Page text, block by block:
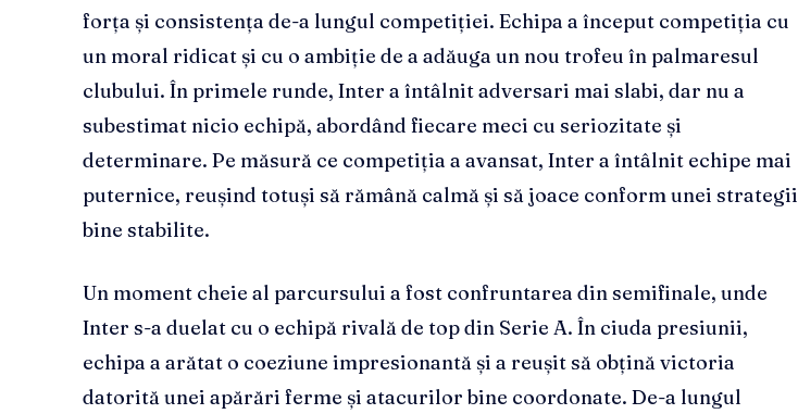
forța și consistența de-a lungul competiției. Echipa a început competiția cu
un moral ridicat și cu o ambiție de a adăuga un nou trofeu în palmaresul
clubului. În primele runde, Inter a întâlnit adversari mai slabi, dar nu a
subestimat nicio echipă, abordând fiecare meci cu seriozitate și
determinare. Pe măsură ce competiția a avansat, Inter a întâlnit echipe mai
puternice, reușind totuși să rămână calmă și să joace conform unei strategii
bine stabilite.
Un moment cheie al parcursului a fost confruntarea din semifinale, unde
Inter s-a duelat cu o echipă rivală de top din Serie A. În ciuda presiunii,
echipa a arătat o coeziune impresionantă și a reușit să obțină victoria
datorită unei apărări ferme și atacurilor bine coordonate. De-a lungul